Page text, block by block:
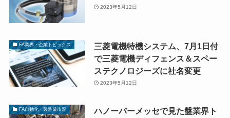
2023年5月12日
FA業界・企業トピックス
三菱電機特機システム、7月1日付
で三菱電機ディフェンス＆スペー
ステクノロジーズに社名変更
2023年5月12日
FA自動化・製造業市況
ハノーバーメッセで見た盤業界ト